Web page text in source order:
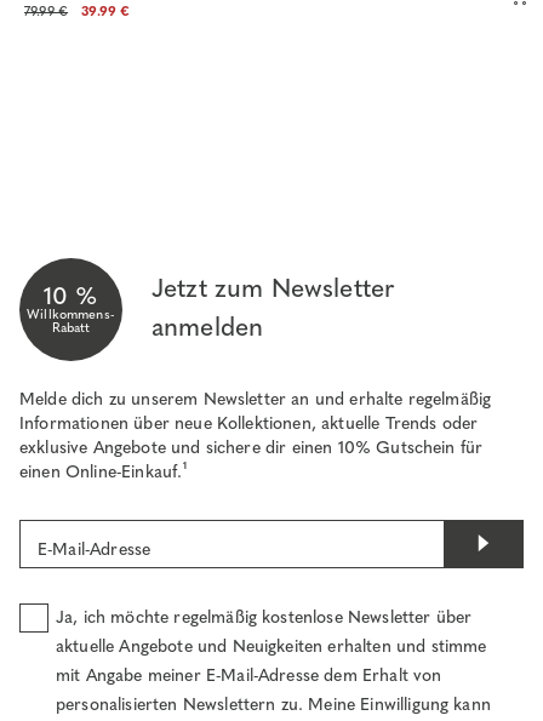
79.99 €
39.99 €
10 %
Willkommens-
Rabatt
Jetzt zum Newsletter
anmelden
Melde dich zu unserem Newsletter an und erhalte regelmäßig
Informationen über neue Kollektionen, aktuelle Trends oder
exklusive Angebote und sichere dir einen 10% Gutschein für
einen Online-Einkauf.¹
E-Mail-Adresse
Ja, ich möchte regelmäßig kostenlose Newsletter über
aktuelle Angebote und Neuigkeiten erhalten und stimme
mit Angabe meiner E-Mail-Adresse dem Erhalt von
personalisierten Newslettern zu. Meine Einwilligung kann